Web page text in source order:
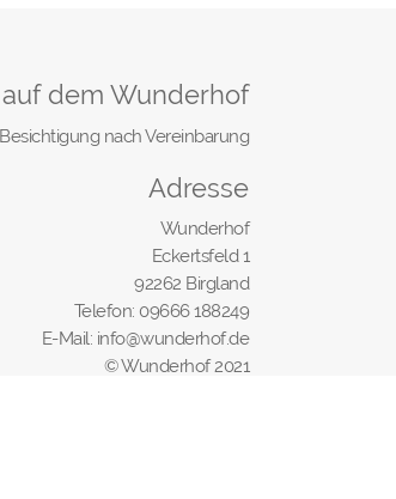
dem Wunderhof
Besichtigung nach Vereinbarung
Adresse
Wunderhof
Eckertsfeld 1
92262 Birgland
Telefon: 09666 188249
E-Mail: info@wunderhof.de
© Wunderhof 2021